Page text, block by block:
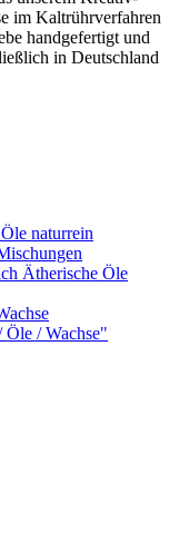
im Kaltrührverfahren
handgefertigt und
in Deutschland
naturrein
Ätherische Öle
Öle / Wachse"